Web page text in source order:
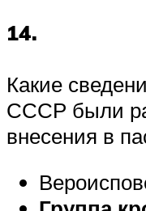
14.
Какие
СССР были
внесения в